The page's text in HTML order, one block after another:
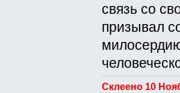
связь со
призывал
Склеено 10